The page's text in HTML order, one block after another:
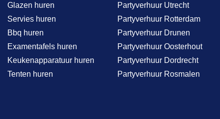
Glazen huren
Servies huren
Bbq huren
Examentafels huren
Keukenapparatuur huren
Tenten huren
Partyverhuur Utrecht
Partyverhuur Rotterdam
Partyverhuur Drunen
Partyverhuur Oosterhout
Partyverhuur Dordrecht
Partyverhuur Rosmalen